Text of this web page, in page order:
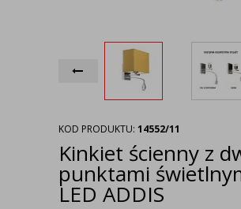
KOD PRODUKTU: 14552/11
Kinkiet ścienny z
punktami
LED ADDIS